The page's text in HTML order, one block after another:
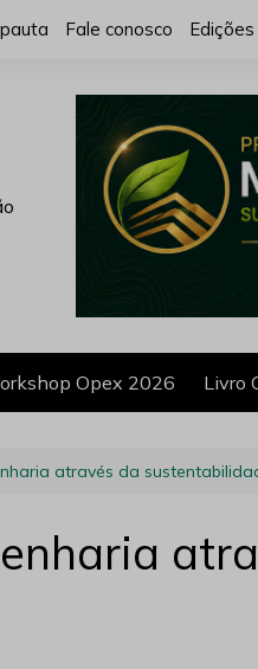
Fale conosco Edições
Opex 2026 Livro
através da